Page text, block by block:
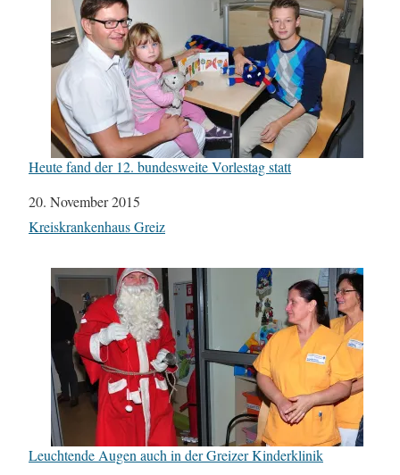
Heute fand der 12. bundesweite Vorlestag statt
Datum
20. November 2015
In Bezug auf
Kreiskrankenhaus Greiz
Leuchtende Augen auch in der Greizer Kinderklinik